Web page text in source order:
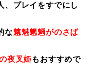
、プレイをすでにし
な魑魅魍魎がのさば
夜叉姫 もおすすめで